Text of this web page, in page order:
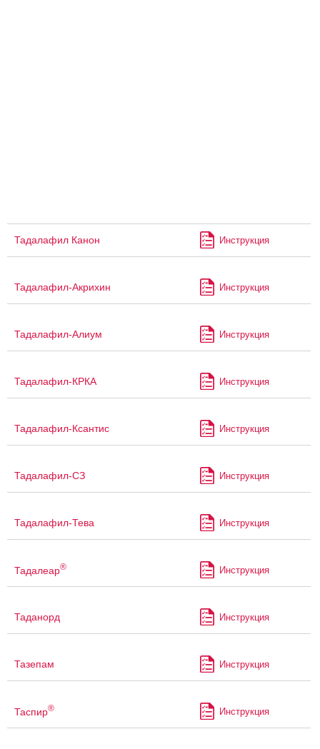
Тадалафил Канон Инструкция
Тадалафил-Акрихин Инструкция
Тадалафил-Алиум Инструкция
Тадалафил-КРКА Инструкция
Тадалафил-Ксантис Инструкция
Тадалафил-СЗ Инструкция
Тадалафил-Тева Инструкция
Тадалеар® Инструкция
Таданорд Инструкция
Тазепам Инструкция
Таспир® Инструкция